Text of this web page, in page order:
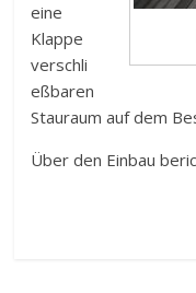
eine
Klappe
verschli
eßbaren
Stauraum auf dem
Über den Einbau